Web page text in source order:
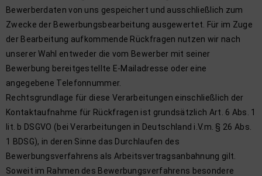
Bewerberdaten von uns gespeichert und ausschließlich zum
Zwecke der Bewerbungsbearbeitung ausgewertet. Für im Zuge
der Bearbeitung aufkommende Rückfragen nutzen wir nach
unserer Wahl entweder die vom Bewerber mit seiner
Bewerbung bereitgestellte E-Mailadresse oder eine
angegebene Telefonnummer.
Rechtsgrundlage für diese Verarbeitungen einschließlich der
Kontaktaufnahme für Rückfragen ist grundsätzlich Art. 6 Abs. 1
lit. b DSGVO (bei Verarbeitungen in Deutschland i.V.m. § 26 Abs.
1 BDSG), in deren Sinne das Durchlaufen des
Bewerbungsverfahrens als Arbeitsvertragsanbahnung gilt.
Soweit im Rahmen des Bewerbungsverfahrens besondere